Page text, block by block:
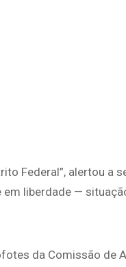
Federal”, alertou a
liberdade —
da Comissão de